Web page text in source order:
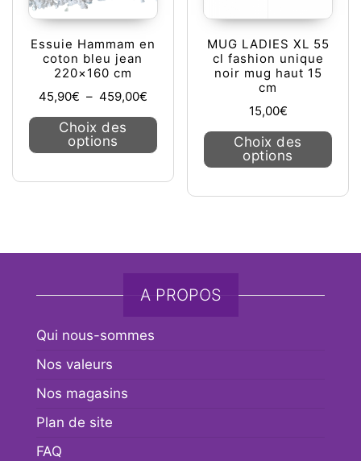
Essuie Hammam en
coton bleu jean
220×160 cm
45,90€ – 459,00€Plage de prix : 45,90€ à 459,00€
Choix des
options
Ce produit a plusieurs variations.
MUG LADIES XL 55
cl fashion unique
noir mug haut 15
cm
15,00€
Choix des
options
A PROPOS
Qui nous-sommes
Nos valeurs
Nos magasins
Plan de site
FAQ